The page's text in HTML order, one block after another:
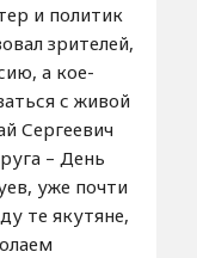
и политик
зрителей,
а кое-
с живой
Сергеевич
– День
уже почти
те якутяне,